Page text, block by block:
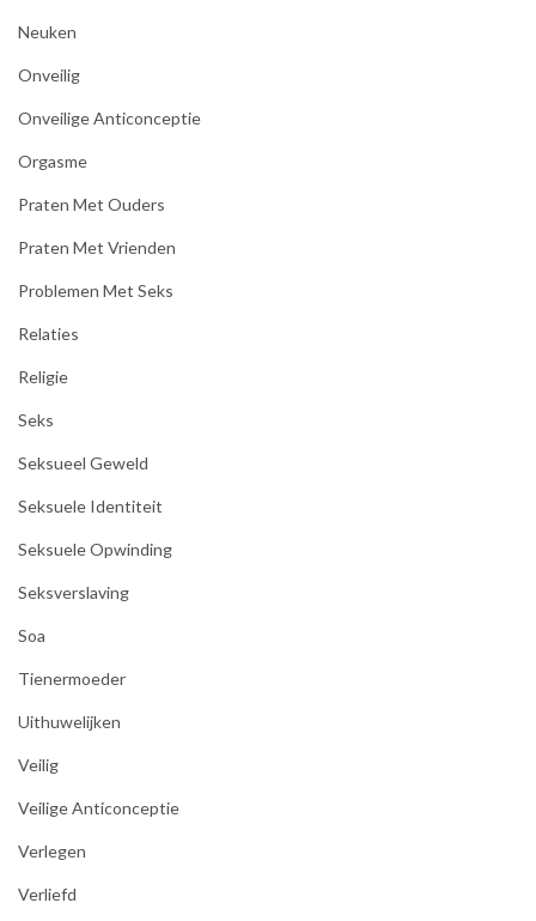
Neuken
Onveilig
Onveilige Anticonceptie
Orgasme
Praten Met Ouders
Praten Met Vrienden
Problemen Met Seks
Relaties
Religie
Seks
Seksueel Geweld
Seksuele Identiteit
Seksuele Opwinding
Seksverslaving
Soa
Tienermoeder
Uithuwelijken
Veilig
Veilige Anticonceptie
Verlegen
Verliefd